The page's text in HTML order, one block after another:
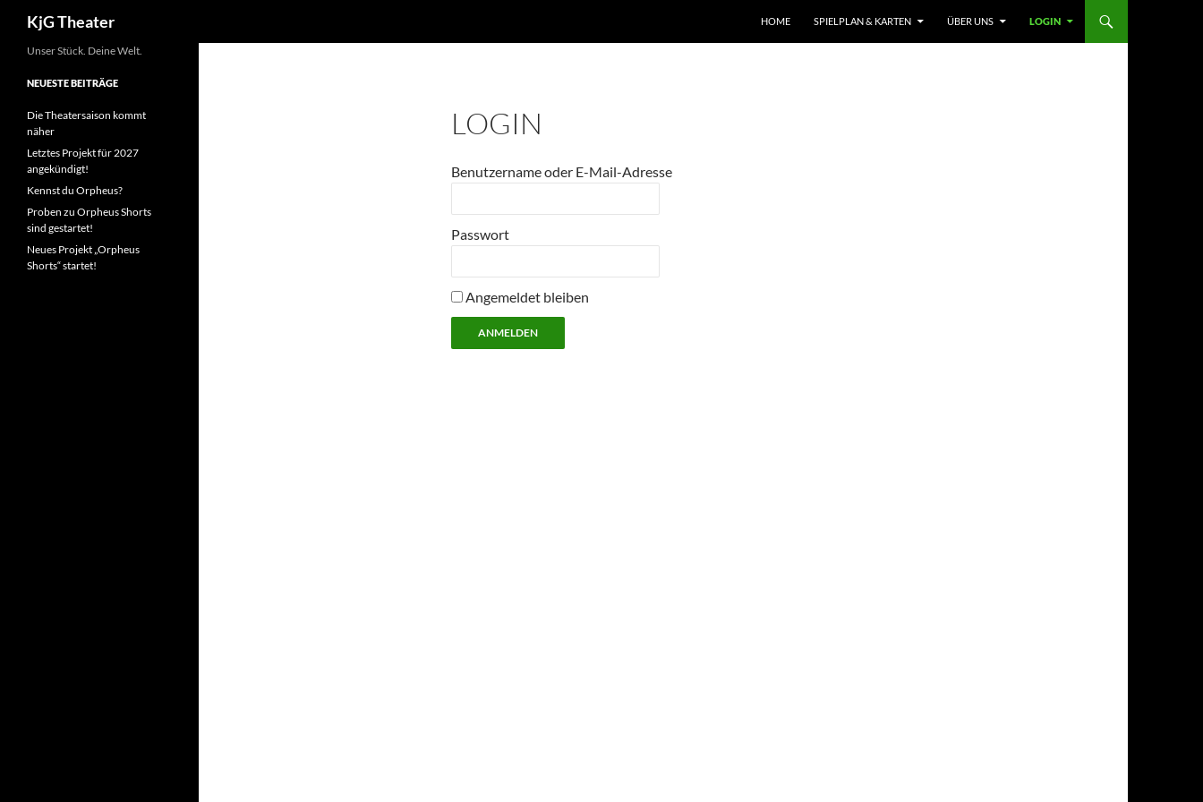
KjG Theater HOME SPIELPLAN & KARTEN ÜBER UNS LOGIN
LOGIN
Benutzername oder E-Mail-Adresse
Passwort
Angemeldet bleiben
Unser Stück. Deine Welt.
NEUESTE BEITRÄGE
Die Theatersaison kommt
näher
Letztes Projekt für 2027
angekündigt!
Kennst du Orpheus?
Proben zu Orpheus Shorts
sind gestartet!
Neues Projekt „Orpheus
Shorts“ startet!